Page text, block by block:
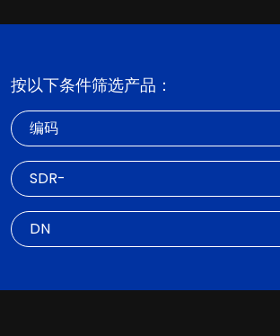
按以下条件筛选产品：
编码
SDR
DN